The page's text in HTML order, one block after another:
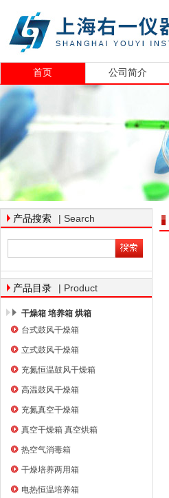
上海右一仪器有限公司
首页 公司简介
产品搜索 | Search
产品目录 | Product
干燥箱 培养箱 烘箱
台式鼓风干燥箱
立式鼓风干燥箱
充氮恒温鼓风干燥箱
高温鼓风干燥箱
充氮真空干燥箱
真空干燥箱 真空烘箱
热空气消毒箱
干燥培养两用箱
电热恒温培养箱